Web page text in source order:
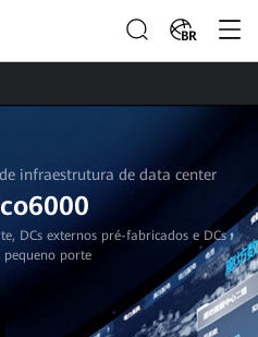
BR
infraestrutura de data center
DCs externos pré-fabricados e DCs
pequeno porte